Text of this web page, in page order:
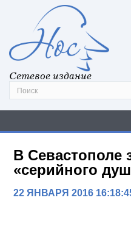
Сетевое издание
В Севастополе
«серийного
22 ЯНВАРЯ 2016